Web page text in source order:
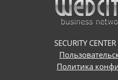
SECURITY
Политика